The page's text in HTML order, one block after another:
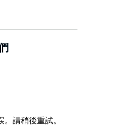
：香脆玉米片配酪梨醬和起
餅碗、烤魚玉米餅以及配阿
麩質 (GF*)”、“可提供無麩質
。
請稍後重試。